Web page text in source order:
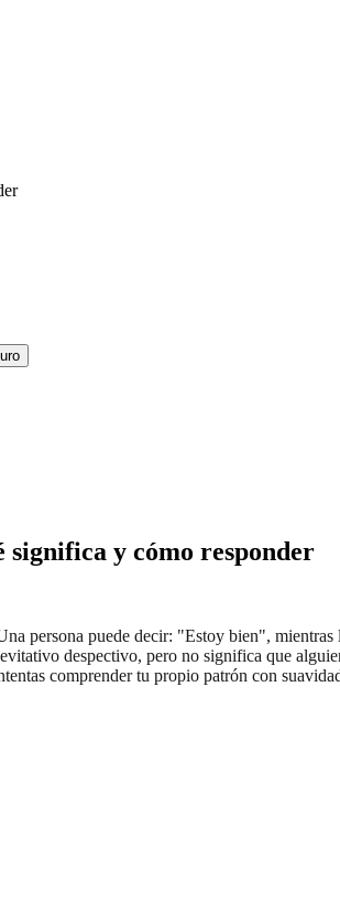
significa y cómo responder
persona puede decir: "Estoy bien",
despectivo, pero no significa que
comprender tu propio patrón con